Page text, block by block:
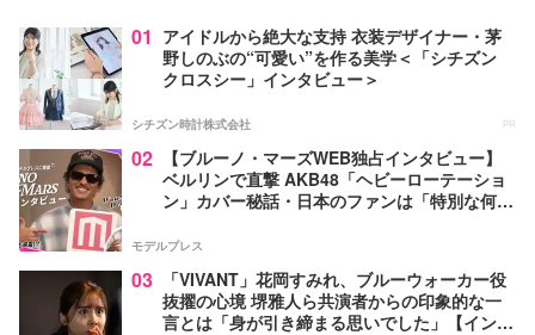
01 アイドルから絶大な支持 衣装デザイナー・茅
野しのぶの“可愛い”を作る美学＜「シチズン
クロスシー」インタビュー＞
シチズン時計株式会社 PR
02
【ブルーノ・マーズWEB独占インタビュー】
ベルリンで直撃 AKB48「ヘビーローテーショ
ン」カバー秘話・日本のファンは「特別な何か
モデルプレス
03
「VIVANT」花岡すみれ、ブルーウォーカー役
抜擢の心境 堺雅人ら共演者からの印象的な一
言とは「身が引き締まる思いでした」【インタ